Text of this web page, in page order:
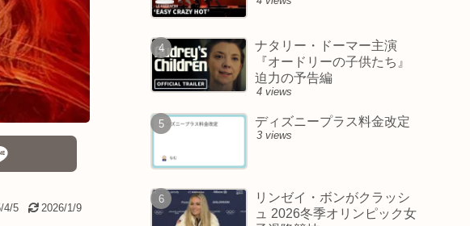
4/5 2026/1/9
ナタリー・ドーマー主演
『オードリーの子供たち』
迫力の予告編
4 views
ディズニープラス料金改定
3 views
リンゼイ・ボンがクラッシ
ュ 2026冬季オリンピック女